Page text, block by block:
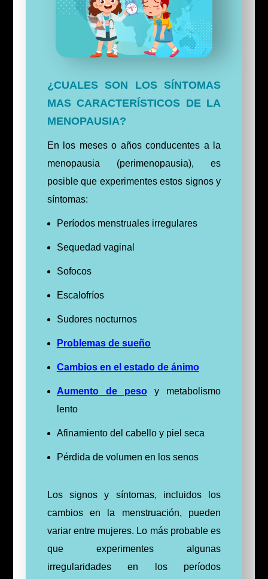
¿CUALES SON LOS SÍNTOMAS
MAS CARACTERÍSTICOS DE LA
MENOPAUSIA?
En los meses o años conducentes a la
menopausia (perimenopausia), es
posible que experimentes estos signos y
síntomas:
Períodos menstruales irregulares
Sequedad vaginal
Sofocos
Escalofríos
Sudores nocturnos
Problemas de sueño
Cambios en el estado de ánimo
Aumento de peso
y metabolismo
lento
Afinamiento del cabello y piel seca
Pérdida de volumen en los senos
Los signos y síntomas, incluidos los
cambios en la menstruación, pueden
variar entre mujeres. Lo más probable es
que experimentes algunas
irregularidades en los períodos